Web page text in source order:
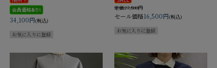
34,100円(税込)
定価27,500円
セール価格16,500円(税込)